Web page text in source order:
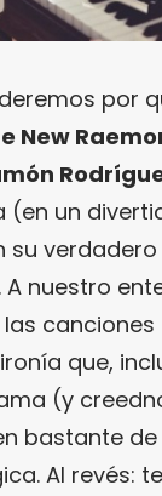
por
New
(en un
su
A nuestro
que,
(y
bastante
Al revés: